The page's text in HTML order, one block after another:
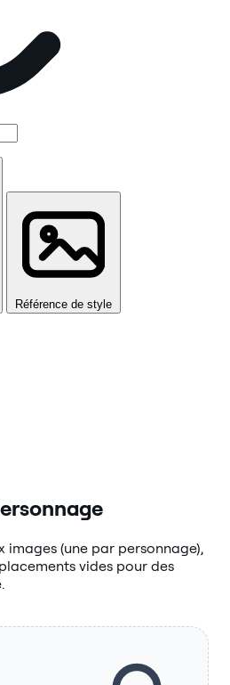
Référence de style
images (une par personnage),
vides pour des